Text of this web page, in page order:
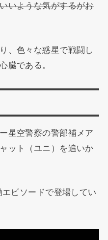
いような気がするがお
、色々な惑星で戦闘し
臓である。
星空警察の警部補メア
ット（ユニ）を追いか
ピソードで登場してい